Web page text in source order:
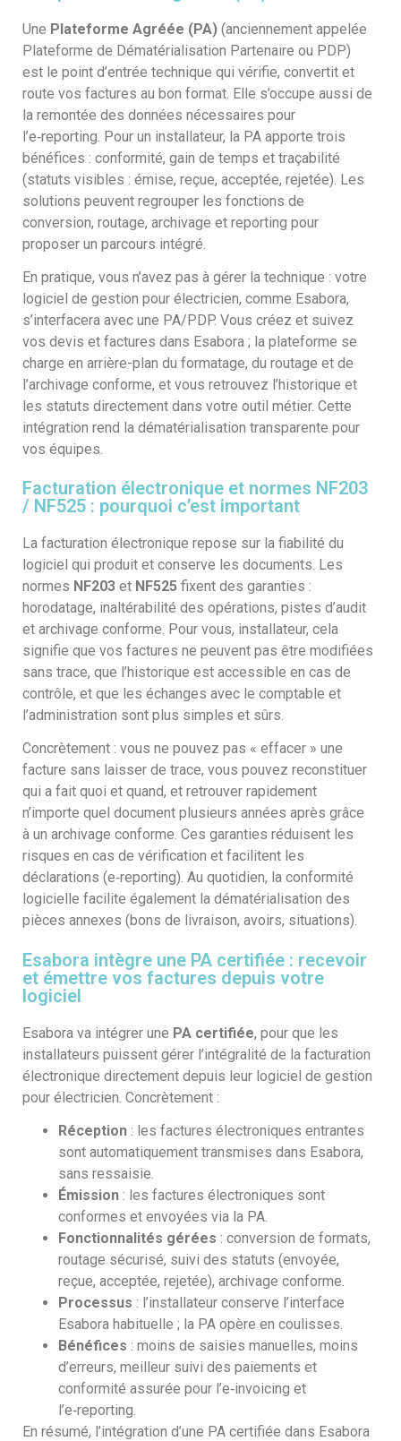
Une Plateforme Agréée (PA) (anciennement appelée
Plateforme de Dématérialisation Partenaire ou PDP)
est le point d’entrée technique qui vérifie, convertit et
route vos factures au bon format. Elle s’occupe aussi de
la remontée des données nécessaires pour
l’e‑reporting. Pour un installateur, la PA apporte trois
bénéfices : conformité, gain de temps et traçabilité
(statuts visibles : émise, reçue, acceptée, rejetée). Les
solutions peuvent regrouper les fonctions de
conversion, routage, archivage et reporting pour
proposer un parcours intégré.
En pratique, vous n’avez pas à gérer la technique : votre
logiciel de gestion pour électricien, comme Esabora,
s’interfacera avec une PA/PDP. Vous créez et suivez
vos devis et factures dans Esabora ; la plateforme se
charge en arrière-plan du formatage, du routage et de
l’archivage conforme, et vous retrouvez l’historique et
les statuts directement dans votre outil métier. Cette
intégration rend la dématérialisation transparente pour
vos équipes.
Facturation électronique et normes NF203
/ NF525 : pourquoi c’est important
La facturation électronique repose sur la fiabilité du
logiciel qui produit et conserve les documents. Les
normes NF203 et NF525 fixent des garanties :
horodatage, inaltérabilité des opérations, pistes d’audit
et archivage conforme. Pour vous, installateur, cela
signifie que vos factures ne peuvent pas être modifiées
sans trace, que l’historique est accessible en cas de
contrôle, et que les échanges avec le comptable et
l’administration sont plus simples et sûrs.
Concrètement : vous ne pouvez pas « effacer » une
facture sans laisser de trace, vous pouvez reconstituer
qui a fait quoi et quand, et retrouver rapidement
n’importe quel document plusieurs années après grâce
à un archivage conforme. Ces garanties réduisent les
risques en cas de vérification et facilitent les
déclarations (e‑reporting). Au quotidien, la conformité
logicielle facilite également la dématérialisation des
pièces annexes (bons de livraison, avoirs, situations).
Esabora intègre une PA certifiée : recevoir
et émettre vos factures depuis votre
logiciel
Esabora va intégrer une PA certifiée, pour que les
installateurs puissent gérer l’intégralité de la facturation
électronique directement depuis leur logiciel de gestion
pour électricien. Concrètement :
Réception : les factures électroniques entrantes
sont automatiquement transmises dans Esabora,
sans ressaisie.
Émission : les factures électroniques sont
conformes et envoyées via la PA.
Fonctionnalités gérées : conversion de formats,
routage sécurisé, suivi des statuts (envoyée,
reçue, acceptée, rejetée), archivage conforme.
Processus : l’installateur conserve l’interface
Esabora habituelle ; la PA opère en coulisses.
Bénéfices : moins de saisies manuelles, moins
d’erreurs, meilleur suivi des paiements et
conformité assurée pour l’e‑invoicing et
l’e‑reporting.
En résumé, l’intégration d’une PA certifiée dans Esabora